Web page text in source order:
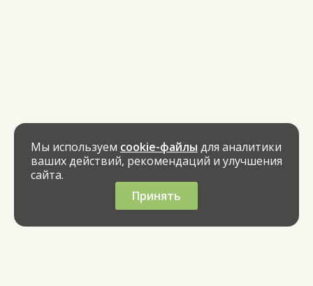
Мы используем cookie-файлы для аналитики
ваших действий, рекомендаций и улучшения
сайта.
Принять